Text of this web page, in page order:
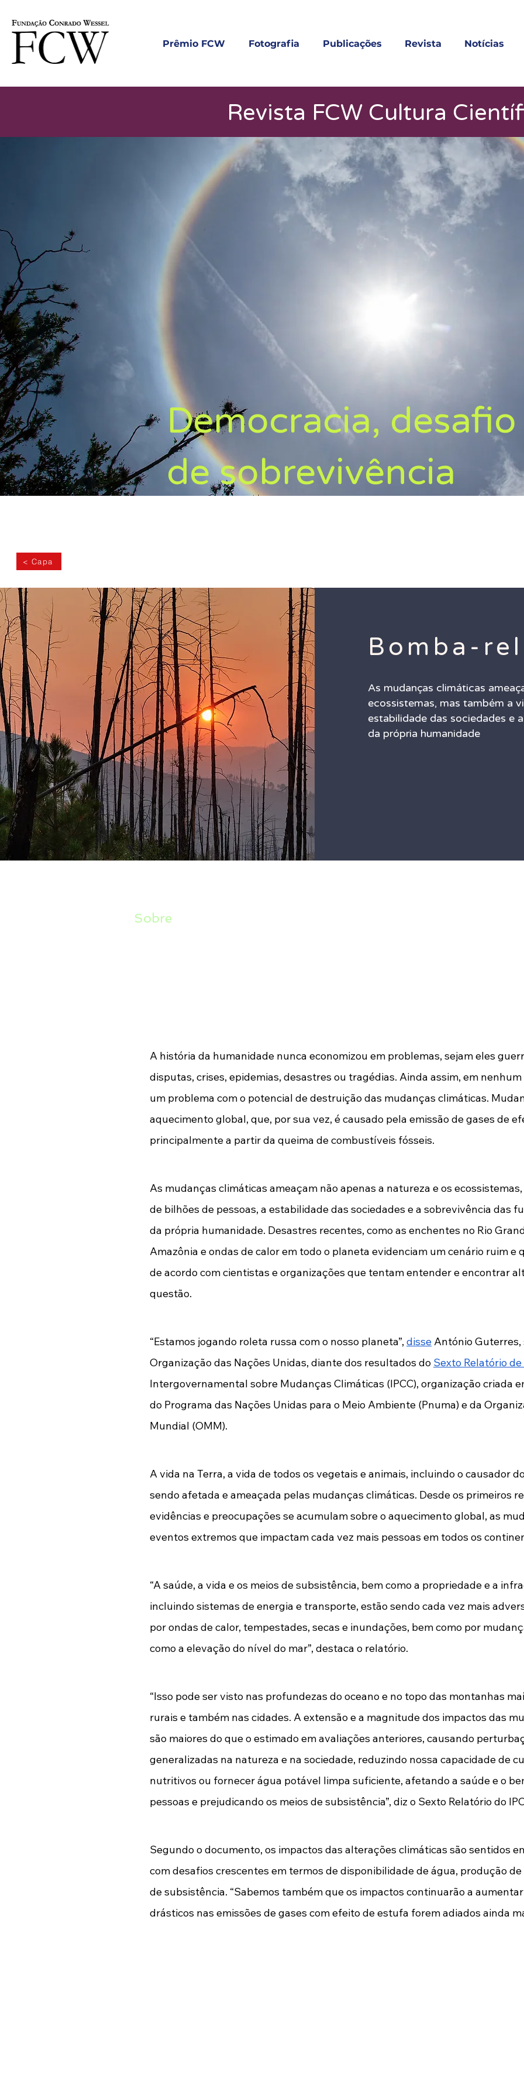
Prêmio FCW Fotografia Publicações Revista Notícias
Revista FCW Cultura
Democracia, desafio
de sobrevivência
< Capa
Bomba-
As mudanças climáticas
ecossistemas, mas também a
estabilidade das sociedades e
da própria humanidade
Sobre
A história da humanidade nunca economizou em problemas, sejam eles
disputas, crises, epidemias, desastres ou tragédias. Ainda assim, em
um problema com o potencial de destruição das mudanças climáticas.
aquecimento global, que, por sua vez, é causado pela emissão de gases de
principalmente a partir da queima de combustíveis fósseis.
As mudanças climáticas ameaçam não apenas a natureza e os
de bilhões de pessoas, a estabilidade das sociedades e a sobrevivência das
da própria humanidade. Desastres recentes, como as enchentes no Rio
Amazônia e ondas de calor em todo o planeta evidenciam um cenário ruim e
de acordo com cientistas e organizações que tentam entender e encontrar
questão.
“Estamos jogando roleta russa com o nosso planeta”, disse António
Organização das Nações Unidas, diante dos resultados do Sexto Relatório
Intergovernamental sobre Mudanças Climáticas (IPCC), organização criada
do Programa das Nações Unidas para o Meio Ambiente (Pnuma) e da
Mundial (OMM).
A vida na Terra, a vida de todos os vegetais e animais, incluindo o causador
sendo afetada e ameaçada pelas mudanças climáticas. Desde os primeiros
evidências e preocupações se acumulam sobre o aquecimento global, as
eventos extremos que impactam cada vez mais pessoas em todos os
“A saúde, a vida e os meios de subsistência, bem como a propriedade e a
incluindo sistemas de energia e transporte, estão sendo cada vez mais
por ondas de calor, tempestades, secas e inundações, bem como por
como a elevação do nível do mar”, destaca o relatório.
“Isso pode ser visto nas profundezas do oceano e no topo das montanhas
rurais e também nas cidades. A extensão e a magnitude dos impactos das
são maiores do que o estimado em avaliações anteriores, causando
generalizadas na natureza e na sociedade, reduzindo nossa capacidade de
nutritivos ou fornecer água potável limpa suficiente, afetando a saúde e o
pessoas e prejudicando os meios de subsistência”, diz o Sexto Relatório do
Segundo o documento, os impactos das alterações climáticas são sentidos
com desafios crescentes em termos de disponibilidade de água, produção
de subsistência. “Sabemos também que os impactos continuarão a
drásticos nas emissões de gases com efeito de estufa forem adiados ainda